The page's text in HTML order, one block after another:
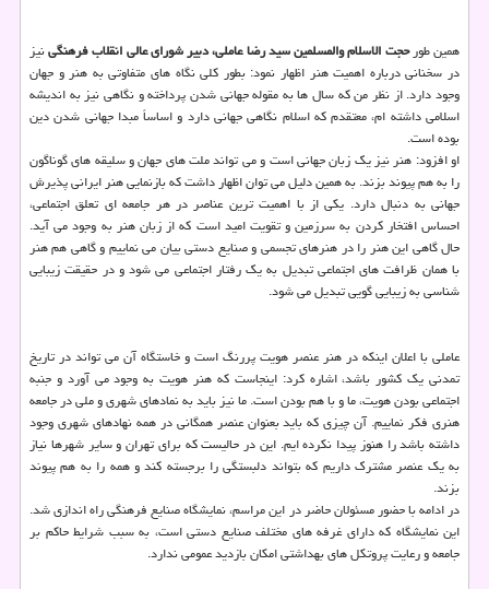
همین طورحجت الاسلام والمسلمین سید رضا عاملی، دبیر شورای عالی انقلاب فرهنگینیز
در سخنانی درباره اهمیت هنر اظهار نمود: بطور کلی نگاه های متفاوتی به هنر و جهان
وجود دارد. از نظر من که سال ها به مقوله جهانی شدن پرداخته و نگاهی نیز به اندیشه
اسلامی داشته ام، معتقدم که اسلام نگاهی جهانی دارد و اساساً مبدا جهانی شدن دین
بوده است.
او افزود: هنر نیز یک زبان جهانی است و می تواند ملت های جهان و سلیقه های گوناگون
را به هم پیوند بزند. به همین دلیل می توان اظهار داشت که بازنمایی هنر ایرانی پذیرش
جهانی به دنبال دارد. یکی از با اهمیت ترین عناصر در هر جامعه ای تعلق اجتماعی،
احساس افتخار کردن به سرزمین و تقویت امید است که از زبان هنر به وجود می آید.
حال گاهی این هنر را در هنرهای تجسمی و صنایع دستی بیان می نماییم و گاهی هم هنر
با همان ظرافت های اجتماعی تبدیل به یک رفتار اجتماعی می شود و در حقیقت زیبایی
شناسی به زیبایی گویی تبدیل می شود.
عاملی با اعلان اینکه در هنر عنصر هویت پررنگ است و خاستگاه آن می تواند در تاریخ
تمدنی یک کشور باشد، اشاره کرد: اینجاست که هنر هویت به وجود می آورد و جنبه
اجتماعی بودن هویت، ما و با هم بودن است. ما نیز باید به نمادهای شهری و ملی در جامعه
هنری فکر نماییم. آن چیزی که باید بعنوان عنصر همگانی در همه نهادهای شهری وجود
داشته باشد را هنوز پیدا نکرده ایم. این در حالیست که برای تهران و سایر شهرها نیاز
به یک عنصر مشترک داریم که بتواند دلبستگی را برجسته کند و همه را به هم پیوند
بزند.
در ادامه با حضور مسئولان حاضر در این مراسم، نمایشگاه صنایع فرهنگی راه اندازی شد.
این نمایشگاه که دارای غرفه های مختلف صنایع دستی است، به سبب شرایط حاکم بر
جامعه و رعایت پروتکل های بهداشتی امکان بازدید عمومی ندارد.